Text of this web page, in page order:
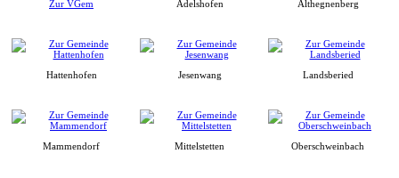
Zur VGem Adelshofen Althegnenberg
Hattenhofen Jesenwang Landsberied
Mammendorf Mittelstetten Oberschweinbach